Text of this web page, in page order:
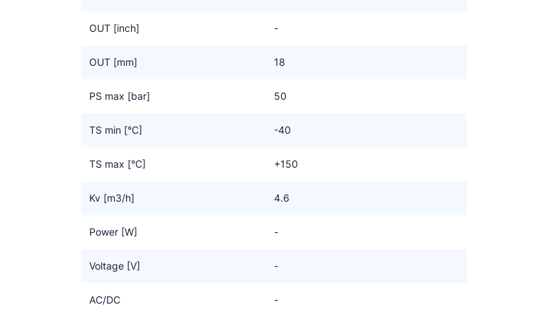
OUT [inch] -
OUT [mm] 18
PS max [bar] 50
TS min [°C] -40
TS max [°C] +150
Kv [m3/h] 4.6
Power [W] -
Voltage [V] -
AC/DC -